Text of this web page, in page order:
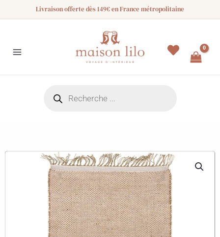
Livraison offerte dès 149€ en France métropolitaine
produits